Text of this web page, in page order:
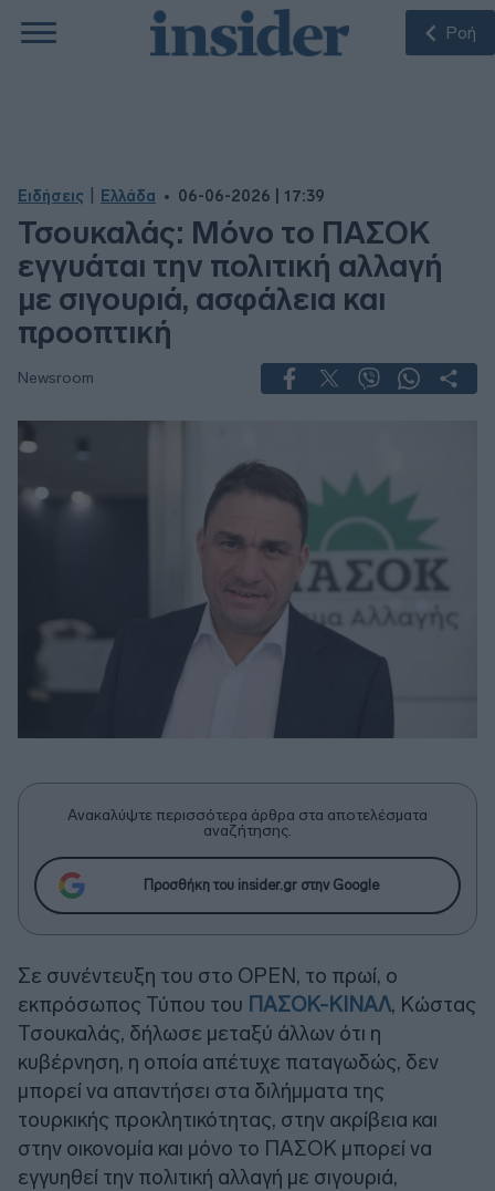
Ροή
Ειδήσεις Ελλάδα 06-06-2026 | 17:39
Τσουκαλάς: Μόνο το ΠΑΣΟΚ
εγγυάται την πολιτική αλλαγή
με σιγουριά, ασφάλεια και
προοπτική
Newsroom
Ανακαλύψτε περισσότερα άρθρα στα αποτελέσματα
αναζήτησης.
Προσθήκη του insider.gr στην Google
Σε συνέντευξη του στο ΟΡΕΝ, το πρωί, ο
εκπρόσωπος Τύπου του ΠΑΣΟΚ-ΚΙΝΑΛ, Κώστας
Τσουκαλάς, δήλωσε μεταξύ άλλων ότι η
κυβέρνηση, η οποία απέτυχε παταγωδώς, δεν
μπορεί να απαντήσει στα διλήμματα της
τουρκικής προκλητικότητας, στην ακρίβεια και
στην οικονομία και μόνο το ΠΑΣΟΚ μπορεί να
εγγυηθεί την πολιτική αλλαγή με σιγουριά,